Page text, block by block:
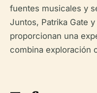
fuentes musicales y
Juntos, Patrika Gate
proporcionan una
combina exploración